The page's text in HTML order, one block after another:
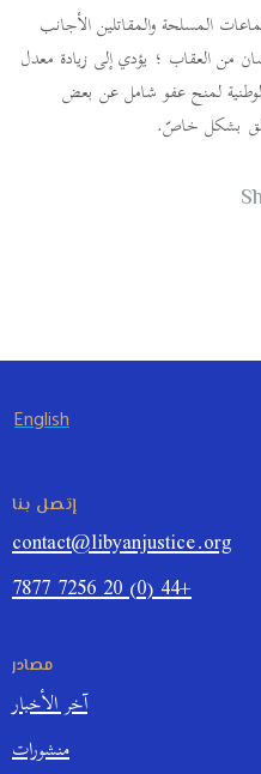
المسلحة والمقاتلين الأجانب
من العقاب ؛ يؤدي إلى زيادة معدل
لمنح عفو شامل عن بعض
بشكل خاصّ.
English
إتصل بنا
contact@libyanjustice.org
+44 (0) 20 7256 7877
مصادر
آخر الأخبار
منشورات